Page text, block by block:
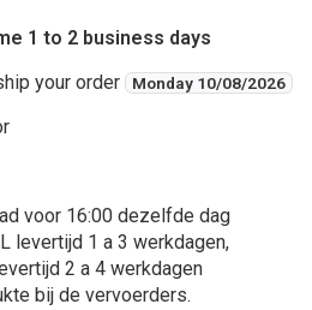
1 to 2 business days
your order
Monday 10/08/2026
voor 16:00 dezelfde dag
levertijd 1 a 3 werkdagen,
2 a 4 werkdagen
bij de vervoerders.